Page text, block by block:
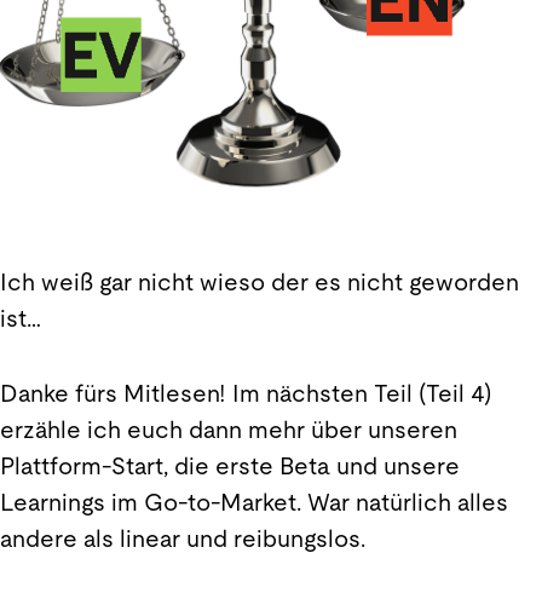
Ich weiß gar nicht wieso der es nicht geworden
ist…
Danke fürs Mitlesen! Im nächsten Teil (Teil 4)
erzähle ich euch dann mehr über unseren
Plattform-Start, die erste Beta und unsere
Learnings im Go-to-Market. War natürlich alles
andere als linear und reibungslos.